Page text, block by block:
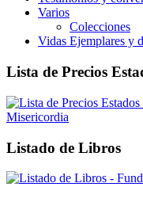
Varios
Colecciones
Vidas Ejemplares y
Lista de Precios
Listado de Libros